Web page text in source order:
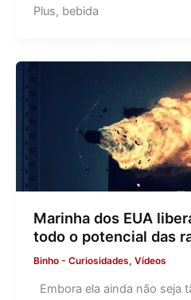
Plus, bebida
Marinha dos EUA
todo o potencial das
Binho - Curiosidades, Vídeos
Embora ela ainda não seja